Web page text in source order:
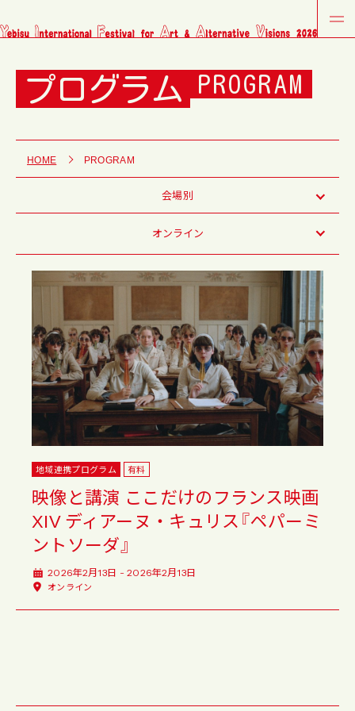
プログラム PROGRAM
HOME PROGRAM
会場別
オンライン
地域連携プログラム 有料
映像と講演 ここだけのフランス映画
XIV ディアーヌ・キュリス『ペパーミ
ントソーダ』
2026年2月13日 - 2026年2月13日
オンライン